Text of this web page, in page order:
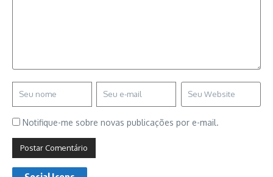
Notifique-me sobre novas publicações por e-mail.